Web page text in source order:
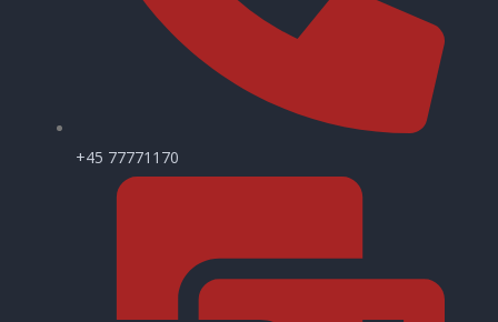
+45 77771170